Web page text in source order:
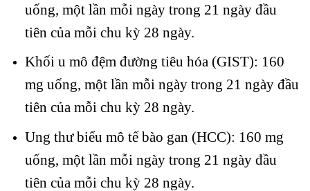
uống, một lần mỗi ngày trong 21 ngày đầu
tiên của mỗi chu kỳ 28 ngày.
Khối u mô đệm đường tiêu hóa (GIST): 160
mg uống, một lần mỗi ngày trong 21 ngày đầu
tiên của mỗi chu kỳ 28 ngày.
Ung thư biểu mô tế bào gan (HCC): 160 mg
uống, một lần mỗi ngày trong 21 ngày đầu
tiên của mỗi chu kỳ 28 ngày.